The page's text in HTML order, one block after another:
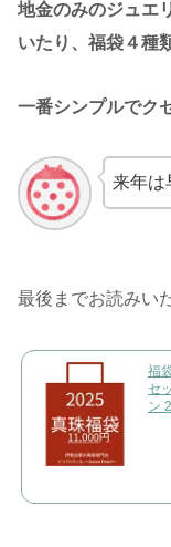
地金のみのジュエ
いたり、福袋４種
一番シンプルでク
来年は
最後までお読みい
福
セ
ン